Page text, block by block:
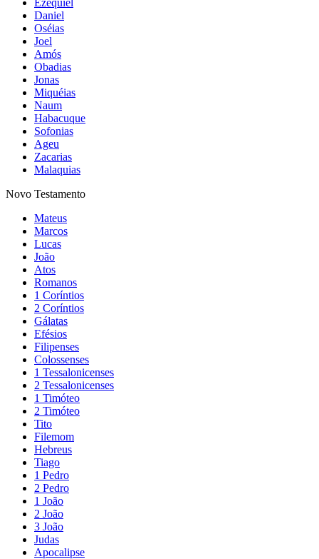
Daniel
Oséias
Joel
Amós
Obadias
Jonas
Miquéias
Naum
Habacuque
Sofonias
Ageu
Zacarias
Malaquias
Novo Testamento
Mateus
Marcos
Lucas
João
Atos
Romanos
1 Coríntios
2 Coríntios
Gálatas
Efésios
Filipenses
Colossenses
1 Tessalonicenses
2 Tessalonicenses
1 Timóteo
2 Timóteo
Tito
Filemom
Hebreus
Tiago
1 Pedro
2 Pedro
1 João
2 João
3 João
Judas
Apocalipse